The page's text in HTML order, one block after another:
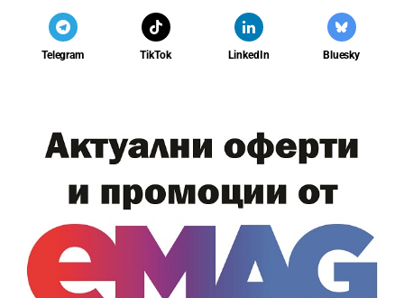
Telegram TikTok LinkedIn Bluesky